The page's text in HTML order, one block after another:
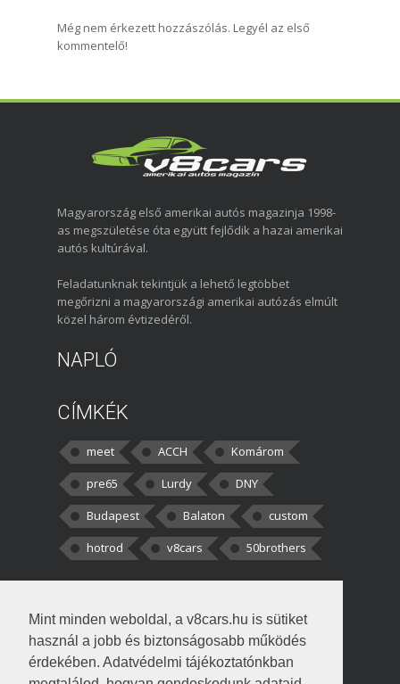
Mint minden weboldal, a v8cars.hu is sütiket
használ a jobb és biztonságosabb működés
érdekében. Adatvédelmi tájékoztatónkban
Még nem érkezett hozzászólás. Legyél az első
kommentelő!
Magyarország első amerikai autós magazinja 1998-
as megszületése óta együtt fejlődik a hazai amerikai
autós kultúrával.
Feladatunknak tekintjük a lehető legtöbbet
megőrizni a magyarországi amerikai autózás elmúlt
közel három évtizedéről.
NAPLÓ
CÍMKÉK
meet ACCH
Komárom
pre65
Lurdy
DNY
Budapest
Balaton
custom
hotrod
v8cars 50brothers
kortisz:Elszúrtam! Én csak két
darabbaal számoltam. Nem tudtam, hogy fél autót,